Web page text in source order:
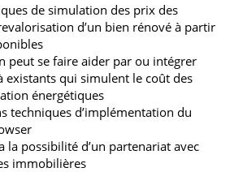
de simulation des prix des
d’un bien rénové à partir
peut se faire aider par ou intégrer
existants qui simulent le coût des
énergétiques
techniques d’implémentation du
la possibilité d’un partenariat avec
immobilières